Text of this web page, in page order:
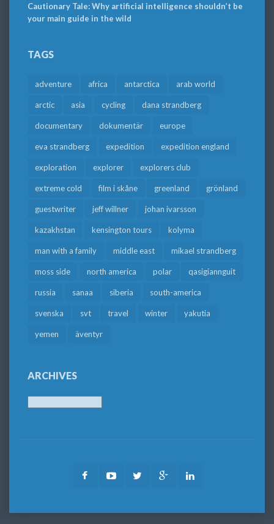
Cautionary Tale: Why artificial intelligence shouldn’t be
your main guide in the wild
TAGS
adventure africa antarctica arab world
arctic asia cycling dana strandberg
documentary dokumentär europe
eva strandberg expedition expedition england
exploration explorer explorers club
extreme cold film i skåne greenland grönland
guestwriter jeff willner johan ivarsson
kazakhstan kensington tours kolyma
man with a family middle east mikael strandberg
moss side north america polar qasigiannguit
russia sanaa siberia south-america
svenska svt travel winter yakutia
yemen äventyr
ARCHIVES
FacebookYoutubeTwitter Google